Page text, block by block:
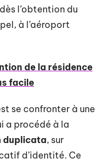
l’obtention du
à l’aéroport
de la résidence
facile
se confronter à une
a procédé à la
duplicata, sur
d’identité. Ce